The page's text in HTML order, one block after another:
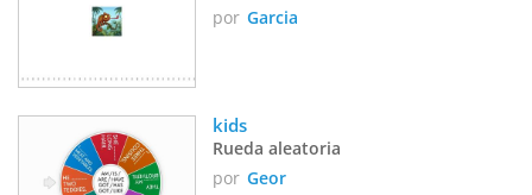
por Garcia
kids
Rueda aleatoria
por Geor